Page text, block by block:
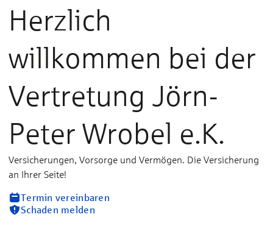
Herzlich
willkommen bei der
Vertretung Jörn-
Peter Wrobel e.K.
Versicherungen, Vorsorge und Vermögen. Die Versicherung
an Ihrer Seite!
Termin vereinbaren
Schaden melden